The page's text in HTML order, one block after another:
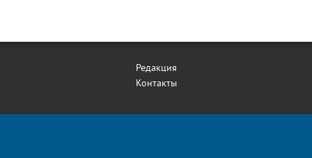
Редакция
Контакты